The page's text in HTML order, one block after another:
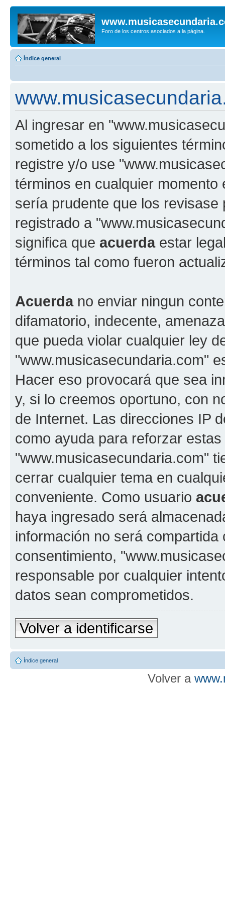
Foro de los centros asociados a la página.
Índice general
Al ingresar en
sometido a los siguientes
registre y/o use
términos en cualquier
sería prudente que los
registrado a
significa que acuerdaestar
términos tal como fueron
Acuerdano enviar ningun
difamatorio, indecente,
que pueda violar cualquier ley
"www.musicasecundaria.com"
Hacer eso provocará que sea
y, si lo creemos oportuno, con
de Internet. Las direcciones IP
como ayuda para reforzar
"www.musicasecundaria.com"
cerrar cualquier tema en
conveniente. Como usuario
haya ingresado será
información no será
consentimiento,
responsable por cualquier
datos sean comprometidos.
Volver a identificarse
Índice general
Volver a